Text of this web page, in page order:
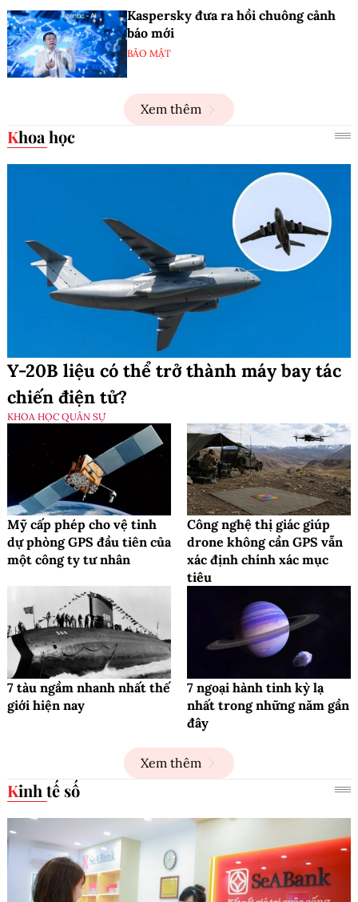
Kaspersky đưa ra hồi chuông cảnh
báo mới
BẢO MẬT
Xem thêm
Khoa học
Y-20B liệu có thể trở thành máy bay tác
chiến điện tử?
KHOA HỌC QUÂN SỰ
Mỹ cấp phép cho vệ tinh
dự phòng GPS đầu tiên của
một công ty tư nhân
Công nghệ thị giác giúp
drone không cần GPS vẫn
xác định chính xác mục
tiêu
7 tàu ngầm nhanh nhất thế
giới hiện nay
7 ngoại hành tinh kỳ lạ
nhất trong những năm gần
đây
Xem thêm
Kinh tế số